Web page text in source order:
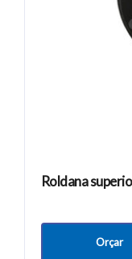
Roldana
Orçar